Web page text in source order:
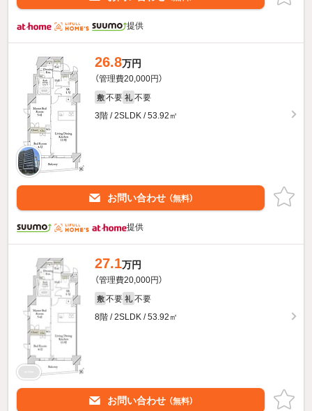
提供
26.8万円
（管理費20,000円）
敷 不要 礼 不要
3階 / 2SLDK / 53.92㎡
お問い合わせ （無料）
提供
27.1万円
（管理費20,000円）
敷 不要 礼 不要
8階 / 2SLDK / 53.92㎡
お問い合わせ （無料）